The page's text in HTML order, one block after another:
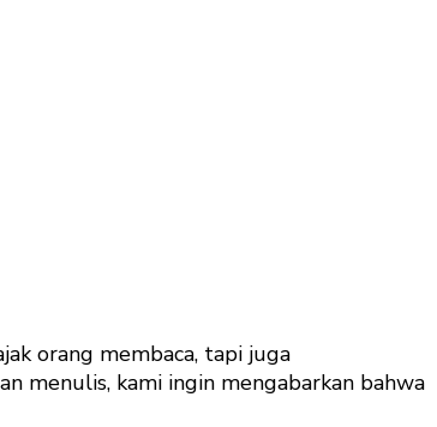
orang membaca, tapi juga
menulis, kami ingin mengabarkan bahwa